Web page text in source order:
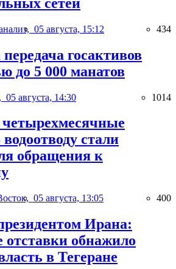
05 августа, 15:12 434
госактивов
до 5 000 манатов
05 августа, 14:30 1014
стали
обращения к
05 августа, 13:05 400
Ирана:
отставки обнажило
в Тегеране